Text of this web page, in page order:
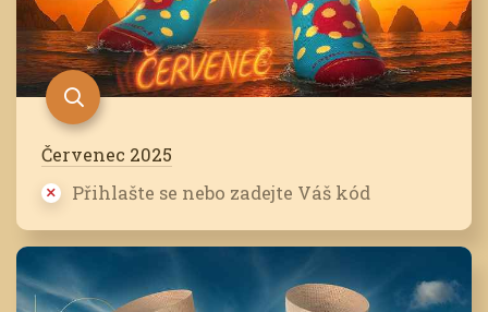
Červenec 2025
Přihlašte se nebo zadejte Váš kód